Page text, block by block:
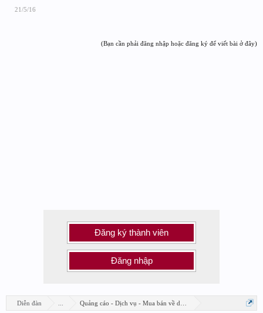
21/5/16
(Bạn cần phải đăng nhập hoặc đăng ký để viết bài ở đây)
Đăng ký thành viên
Đăng nhập
Diễn đàn Quảng cáo - Dịch vụ - Mua bán về design